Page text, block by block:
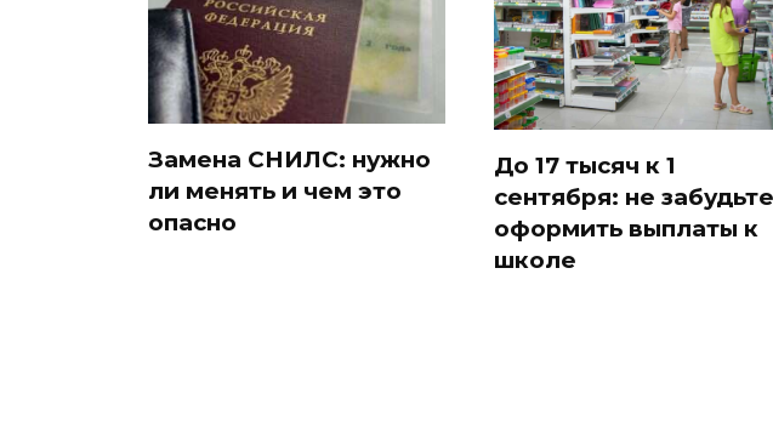
Замена СНИЛС: нужно
ли менять и чем это
опасно
До 17 тысяч к 1
сентября: не забудьте
оформить выплаты к
школе